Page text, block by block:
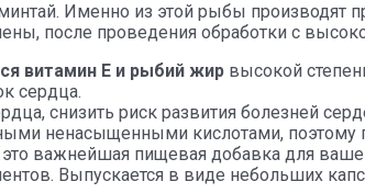
Именно из этой рыбы производят
после проведения обработки с
витамин Е и рыбий жир высокой
сердца.
снизить риск развития болезней
ненасыщенными кислотами, поэтому
важнейшая пищевая добавка для
Выпускается в виде небольших